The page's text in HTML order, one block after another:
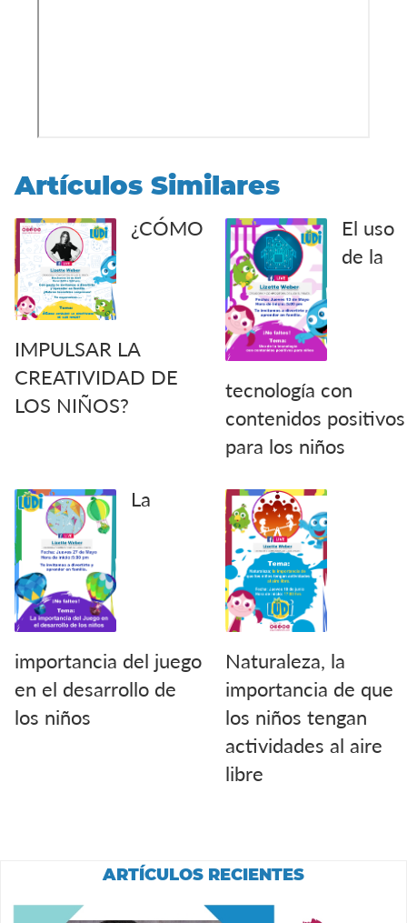
Artículos Similares
¿CÓMO
IMPULSAR LA
CREATIVIDAD DE
LOS NIÑOS?
El uso
de la
tecnología con
contenidos positivos
para los niños
La
importancia del juego
en el desarrollo de
los niños
Naturaleza, la
importancia de que
los niños tengan
actividades al aire
libre
ARTÍCULOS RECIENTES